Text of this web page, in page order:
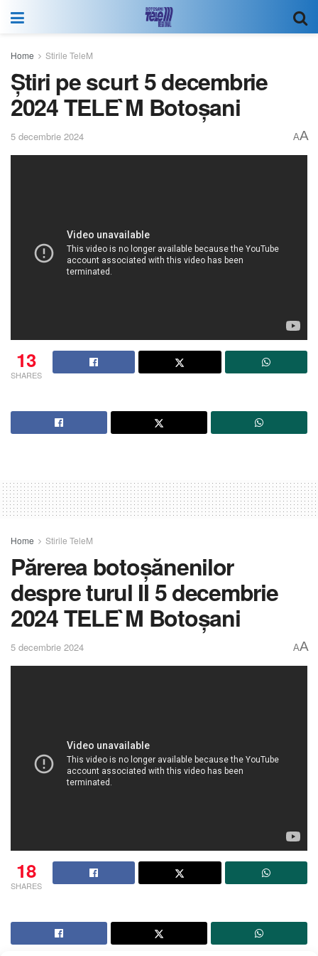
Home Stirile TeleM
Știri pe scurt 5 decembrie
2024 TELE`M Botoșani
5 decembrie 2024 AA
13
SHARES
Home Stirile TeleM
Părerea botoșănenilor
despre turul II 5 decembrie
2024 TELE`M Botoșani
5 decembrie 2024 AA
18
SHARES